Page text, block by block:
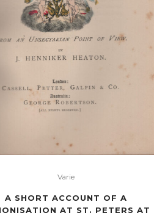
Varie
A SHORT ACCOUNT OF A
AT ST. PETERS AT